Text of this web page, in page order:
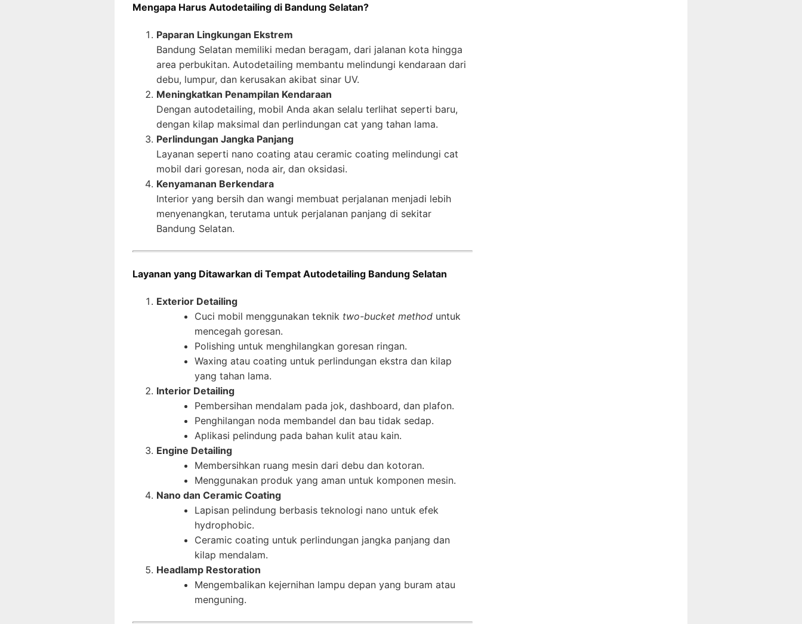
Mengapa Harus Autodetailing di Bandung Selatan?
Paparan Lingkungan Ekstrem
Bandung Selatan memiliki medan beragam, dari jalanan kota hingga
area perbukitan. Autodetailing membantu melindungi kendaraan dari
debu, lumpur, dan kerusakan akibat sinar UV.
Meningkatkan Penampilan Kendaraan
Dengan autodetailing, mobil Anda akan selalu terlihat seperti baru,
dengan kilap maksimal dan perlindungan cat yang tahan lama.
Perlindungan Jangka Panjang
Layanan seperti nano coating atau ceramic coating melindungi cat
mobil dari goresan, noda air, dan oksidasi.
Kenyamanan Berkendara
Interior yang bersih dan wangi membuat perjalanan menjadi lebih
menyenangkan, terutama untuk perjalanan panjang di sekitar
Bandung Selatan.
Layanan yang Ditawarkan di Tempat Autodetailing Bandung Selatan
Exterior Detailing
Cuci mobil menggunakan teknik two-bucket method untuk
mencegah goresan.
Polishing untuk menghilangkan goresan ringan.
Waxing atau coating untuk perlindungan ekstra dan kilap
yang tahan lama.
Interior Detailing
Pembersihan mendalam pada jok, dashboard, dan plafon.
Penghilangan noda membandel dan bau tidak sedap.
Aplikasi pelindung pada bahan kulit atau kain.
Engine Detailing
Membersihkan ruang mesin dari debu dan kotoran.
Menggunakan produk yang aman untuk komponen mesin.
Nano dan Ceramic Coating
Lapisan pelindung berbasis teknologi nano untuk efek
hydrophobic.
Ceramic coating untuk perlindungan jangka panjang dan
kilap mendalam.
Headlamp Restoration
Mengembalikan kejernihan lampu depan yang buram atau
menguning.